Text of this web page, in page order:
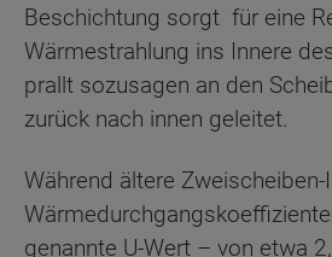
Beschichtung sorgt für eine
Wärmestrahlung ins Innere
prallt sozusagen an den
zurück nach innen geleitet.
Während ältere
genannte U-Wert – von etwa